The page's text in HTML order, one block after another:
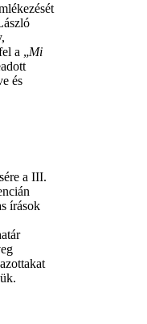
a „Mi
és
a III.
írások